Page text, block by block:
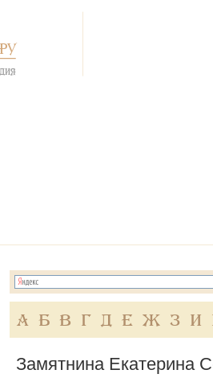
А Б В Г Д Е Ж З И
Замятнина Екатерина